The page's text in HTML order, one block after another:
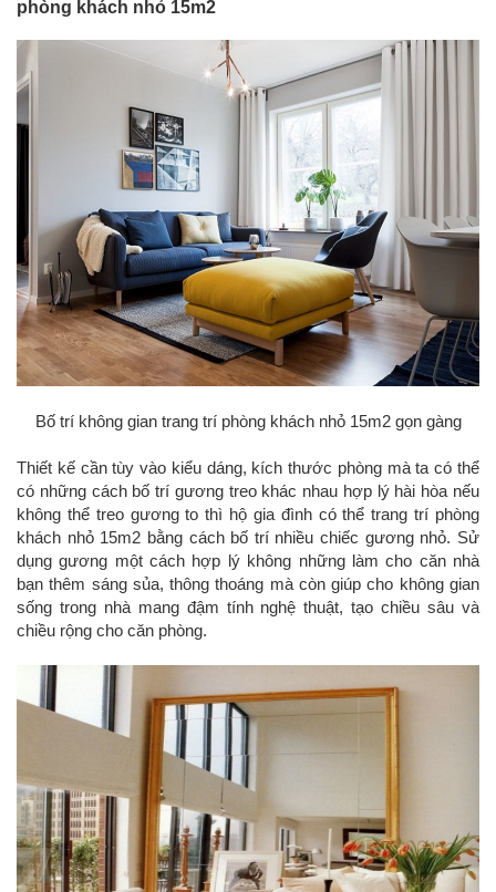
phòng khách nhỏ 15m2
Bố trí không gian trang trí phòng khách nhỏ 15m2 gọn gàng
Thiết kế cần tùy vào kiểu dáng, kích thước phòng mà ta có thể
có những cách bố trí gương treo khác nhau hợp lý hài hòa nếu
không thể treo gương to thì hộ gia đình có thể trang trí phòng
khách nhỏ 15m2 bằng cách bố trí nhiều chiếc gương nhỏ. Sử
dụng gương một cách hợp lý không những làm cho căn nhà
bạn thêm sáng sủa, thông thoáng mà còn giúp cho không gian
sống trong nhà mang đậm tính nghệ thuật, tạo chiều sâu và
chiều rộng cho căn phòng.